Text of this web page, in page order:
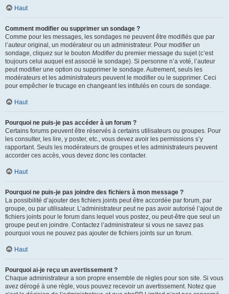
Haut
Comment modifier ou supprimer un sondage ?
Comme pour les messages, les sondages ne peuvent être modifiés que par
l’auteur original, un modérateur ou un administrateur. Pour modifier un
sondage, cliquez sur le bouton Modifierdu premier message du sujet (c’est
toujours celui auquel est associé le sondage). Si personne n’a voté, l’auteur
peut modifier une option ou supprimer le sondage. Autrement, seuls les
modérateurs et les administrateurs peuvent le modifier ou le supprimer. Ceci
pour empêcher le trucage en changeant les intitulés en cours de sondage.
Haut
Pourquoi ne puis-je pas accéder à un forum ?
Certains forums peuvent être réservés à certains utilisateurs ou groupes. Pour
les consulter, les lire, y poster, etc., vous devez avoir les permissions s’y
rapportant. Seuls les modérateurs de groupes et les administrateurs peuvent
accorder ces accès, vous devez donc les contacter.
Haut
Pourquoi ne puis-je pas joindre des fichiers à mon message ?
La possibilité d’ajouter des fichiers joints peut être accordée par forum, par
groupe, ou par utilisateur. L’administrateur peut ne pas avoir autorisé l’ajout de
fichiers joints pour le forum dans lequel vous postez, ou peut-être que seul un
groupe peut en joindre. Contactez l’administrateur si vous ne savez pas
pourquoi vous ne pouvez pas ajouter de fichiers joints sur un forum.
Haut
Pourquoi ai-je reçu un avertissement ?
Chaque administrateur a son propre ensemble de règles pour son site. Si vous
avez dérogé à une règle, vous pouvez recevoir un avertissement. Notez que